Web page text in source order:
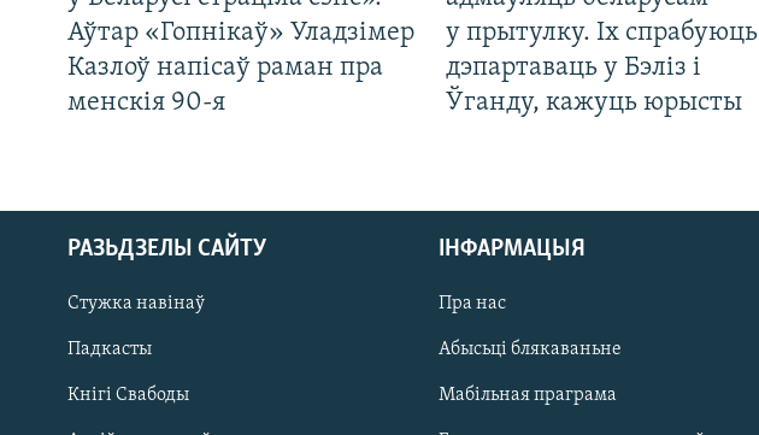
Аўтар «Гопнікаў» Уладзімер
Казлоў напісаў раман пра
менскія 90-я
у прытулку. Іх спрабуюць
дэпартаваць у Бэліз і
Ўганду, кажуць юрысты
РАЗЬДЗЕЛЫ САЙТУ
Стужка навінаў
Падкасты
Кнігі Свабоды
ІНФАРМАЦЫЯ
Пра нас
Абысьці блякаваньне
Мабільная праграма